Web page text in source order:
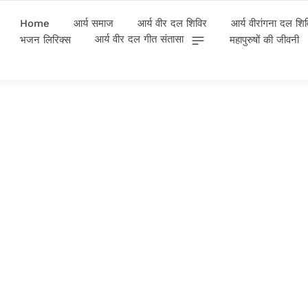
Home आर्य समाज आर्य वीर दल शिविर
आर्य वीरांगना दल
भजन लिरिक्स
आर्य वीर दल गीत संतासा महापुरुषों की जीवनी